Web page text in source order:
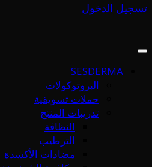
تسجيل الدخول
SESDERMA
البروتوكولات
حملات تسويقية
تدريبات المنتج
النظافة
الترطيب
مضادات الأكسدة